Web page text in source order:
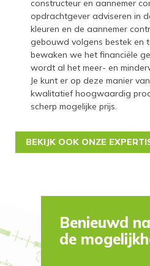
constructeur en aannemer
opdrachtgever adviseren in
kleuren en de aannemer
gebouwd volgens bestek en
bewaken we het financiële
wordt al het meer- en
Je kunt er op deze manier
kwalitatief hoogwaardig
scherp mogelijke prijs.
BEKIJK OOK ONZE
Benieuwd
de